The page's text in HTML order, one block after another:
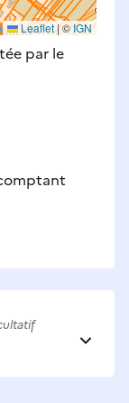
Leaflet|©IGN
par le